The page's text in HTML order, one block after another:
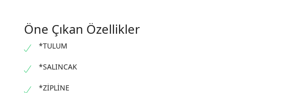
Öne Çıkan Özellikler
*TULUM
*SALINCAK
*ZİPLİNE